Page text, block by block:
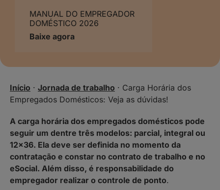
MANUAL DO EMPREGADOR
DOMÉSTICO 2026
Baixe agora
Início · Jornada de trabalho · Carga Horária dos
Empregados Domésticos: Veja as dúvidas!
A carga horária dos empregados domésticos pode
seguir um dentre três modelos: parcial, integral ou
12×36. Ela deve ser definida no momento da
contratação e constar no contrato de trabalho e no
eSocial. Além disso, é responsabilidade do
empregador realizar o controle de ponto.